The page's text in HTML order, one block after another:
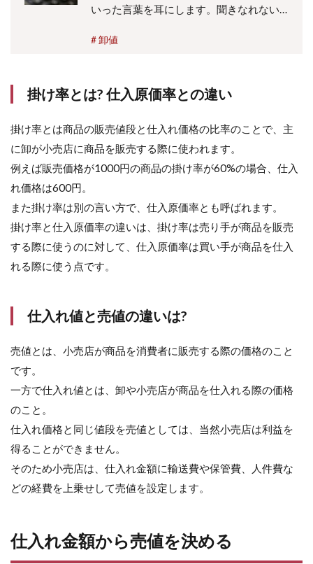
売値
率・
原価
計算
能
3.5
仕入
れ値
方法
4
仕
と
は?
5
入
高
は?
6
ま
と
いった言葉を耳にします。聞きなれない
重要な用語のひとつ。以下では卸価格と
場ごとの違いにも着目しま…...
卸値
掛け率とは? 仕入原価率との違い
掛け率とは商品の販売値段と仕入れ価格の比率のことで、主
に卸が小売店に商品を販売する際に使われます。
例えば販売価格が1000円の商品の掛け率が60%の場合、仕入
れ価格は600円。
また掛け率は別の言い方で、仕入原価率とも呼ばれます。
掛け率と仕入原価率の違いは、掛け率は売り手が商品を販売
する際に使うのに対して、仕入原価率は買い手が商品を仕入
れる際に使う点です。
仕入れ値と売値の違いは?
売値とは、小売店が商品を消費者に販売する際の価格のこと
です。
一方で仕入れ値とは、卸や小売店が商品を仕入れる際の価格
のこと。
仕入れ価格と同じ値段を売値としては、当然小売店は利益を
得ることができません。
そのため小売店は、仕入れ金額に輸送費や保管費、人件費な
どの経費を上乗せして売値を設定します。
仕入れ金額から売値を決める